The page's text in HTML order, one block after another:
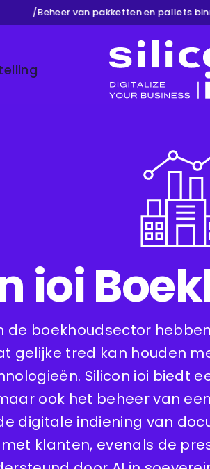
Beheer van pakketten en pallets
ioi
de boekhoudsector
gelijke tred kan houden
Silicon ioi biedt
ook het beheer van
digitale indiening van
klanten, evenals de